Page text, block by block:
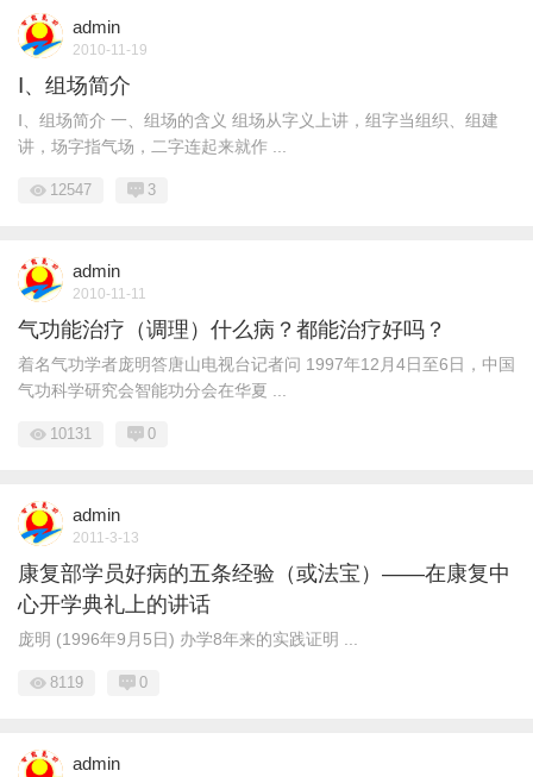
admin
2010-11-19
Ⅰ、组场简介
Ⅰ、组场简介 一、组场的含义 组场从字义上讲，组字当组织、组建
讲，场字指气场，二字连起来就作 ...
12547 3
admin
2010-11-11
气功能治疗（调理）什么病？都能治疗好吗？
着名气功学者庞明答唐山电视台记者问 1997年12月4日至6日，中国
气功科学研究会智能功分会在华夏 ...
10131 0
admin
2011-3-13
康复部学员好病的五条经验（或法宝）——在康复中
心开学典礼上的讲话
庞明 (1996年9月5日) 办学8年来的实践证明 ...
8119 0
admin